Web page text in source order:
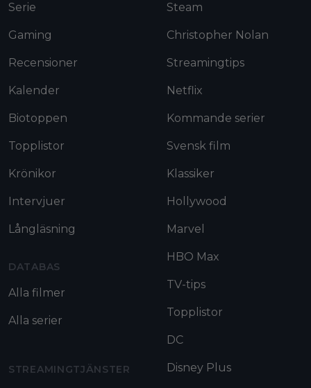
Serie
Gaming
Recensioner
Kalender
Biotoppen
Topplistor
Krönikor
Intervjuer
Långläsning
DATABAS
Alla filmer
Alla serier
STREAMINGTJÄNSTER
Steam
Christopher Nolan
Streamingtips
Netflix
Kommande serier
Svensk film
Klassiker
Hollywood
Marvel
HBO Max
TV-tips
Topplistor
DC
Disney Plus